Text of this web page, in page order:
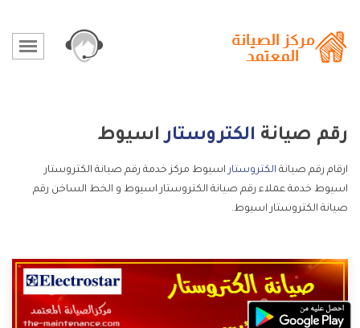
رقم صيانة الكتروستاراسيوط
ارقام رقم صيانة الكتروستار اسيوط مركز خدمة رقم صيانة الكتروستار
اسيوط خدمة عملاء رقم صيانة الكتروستار اسيوط و الخط الساخن رقم
صيانة الكتروستار اسيوط.